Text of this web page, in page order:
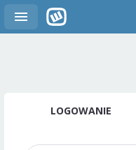
LOGOWANIE